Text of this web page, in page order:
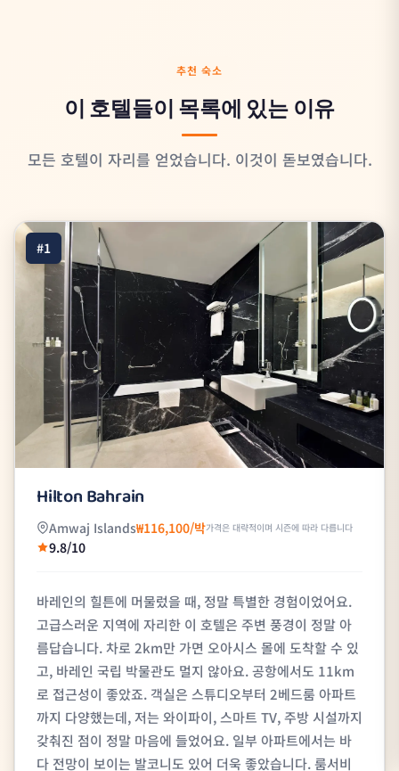
추천 숙소
이 호텔들이 목록에 있는 이유
모든 호텔이 자리를 얻었습니다. 이것이 돋보였습니다.
#1
Hilton Bahrain
Amwaj Islands₩116,100/박가격은 대략적이며 시즌에 따라 다릅니다
9.8/10
바레인의 힐튼에 머물렀을 때, 정말 특별한 경험이었어요.
고급스러운 지역에 자리한 이 호텔은 주변 풍경이 정말 아
름답습니다. 차로 2km만 가면 오아시스 몰에 도착할 수 있
고, 바레인 국립 박물관도 멀지 않아요. 공항에서도 11km
로 접근성이 좋았죠. 객실은 스튜디오부터 2베드룸 아파트
까지 다양했는데, 저는 와이파이, 스마트 TV, 주방 시설까지
갖춰진 점이 정말 마음에 들었어요. 일부 아파트에서는 바
다 전망이 보이는 발코니도 있어 더욱 좋았습니다. 룸서비